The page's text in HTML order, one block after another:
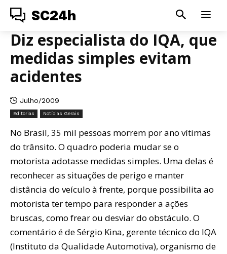
SC24h
Diz especialista do IQA, que
medidas simples evitam
acidentes
Julho/2009
Editorias Notícias Gerais
No Brasil, 35 mil pessoas morrem por ano vítimas
do trânsito. O quadro poderia mudar se o
motorista adotasse medidas simples. Uma delas é
reconhecer as situações de perigo e manter
distância do veículo à frente, porque possibilita ao
motorista ter tempo para responder a ações
bruscas, como frear ou desviar do obstáculo. O
comentário é de Sérgio Kina, gerente técnico do IQA
(Instituto da Qualidade Automotiva), organismo de